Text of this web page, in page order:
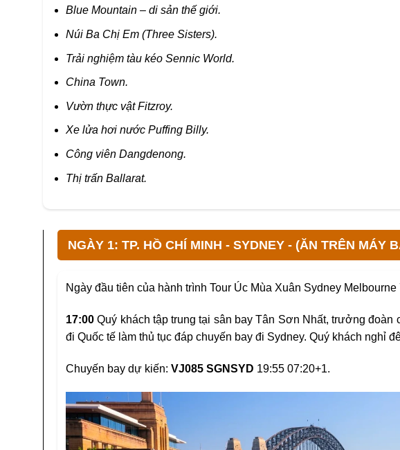
BlueMountain – di sản thế giới.
NúiBa Chị Em (Three Sisters).
Trảinghiệm tàu kéo Sennic World.
China Town.
Vườnthực vật Fitzroy.
Xelửa hơi nước Puffing Billy.
Côngviên Dangdenong.
Thịtrấn Ballarat.
NGÀY 1: TP. HỒ CHÍ MINH - SYDNEY - (ĂN TRÊN MÁY
Ngày đầu tiên của hành trình Tour Úc Mùa Xuân Sydney
17:00 Quý khách tập trung tại sân bay Tân Sơn Nhất, trưởng đoàn
đi Quốc tế làm thủ tục đáp chuyến bay đi Sydney. Quý khách nghỉ
Chuyến bay dự kiến: VJ085 SGNSYD 19:55 07:20+1.